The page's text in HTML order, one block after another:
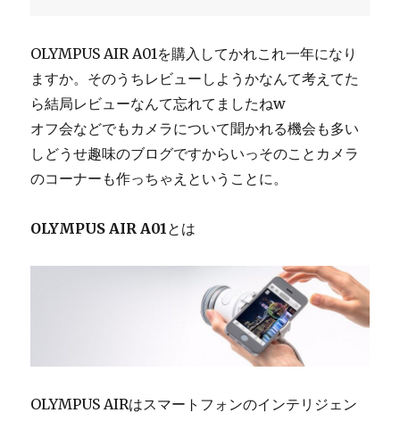
OLYMPUS AIR A01を購入してかれこれ一年になり
ますか。そのうちレビューしようかなんて考えてた
ら結局レビューなんて忘れてましたねw
オフ会などでもカメラについて聞かれる機会も多い
しどうせ趣味のブログですからいっそのことカメラ
のコーナーも作っちゃえということに。
OLYMPUS AIR A01 とは
OLYMPUS AIRはスマートフォンのインテリジェン